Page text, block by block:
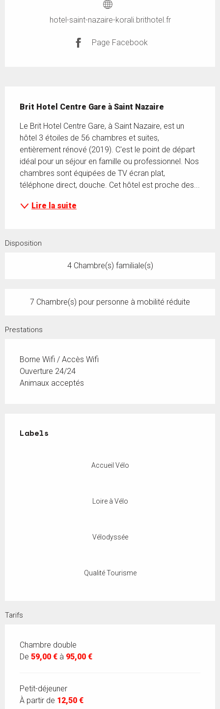
hotel-saint-nazaire-korali.brithotel.fr
Page Facebook
Brit Hotel Centre Gare à Saint Nazaire
Le Brit Hotel Centre Gare, à Saint Nazaire, est un
hôtel 3 étoiles de 56 chambres et suites,
entièrement rénové (2019). C'est le point de départ
idéal pour un séjour en famille ou professionnel. Nos
chambres sont équipées de TV écran plat,
téléphone direct, douche. Cet hôtel est proche des...
Lire la suite
Disposition
4 Chambre(s) familiale(s)
7 Chambre(s) pour personne à mobilité réduite
Prestations
Borne Wifi / Accès Wifi
Ouverture 24/24
Animaux acceptés
Labels
Labels
Accueil Vélo
Loire à Vélo
Vélodyssée
Qualité Tourisme
Tarifs
Chambre double
De 59,00 € à 95,00 €
Petit-déjeuner
À partir de 12,50 €